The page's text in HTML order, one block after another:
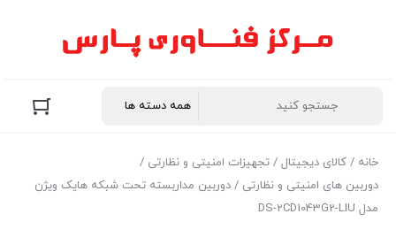
خانه / کالای دیجیتال / تجهیزات امنیتی و نظارتی /
دوربین های امنیتی و نظارتی / دوربین مداربسته تحت شبکه هایک ویژن
مدل DS-2CD1043G2-LIU